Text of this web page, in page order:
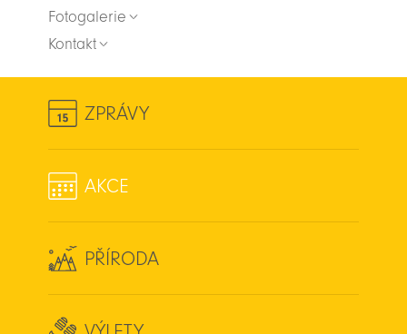
Fotogalerie
Kontakt
ZPRÁVY
AKCE
PŘÍRODA